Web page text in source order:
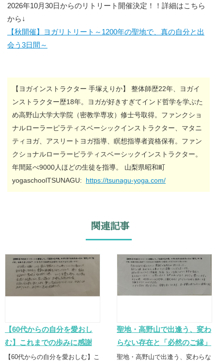
2026年10月30日からのリトリート開催決定！！詳細はこちら
から↓
【秋開催】ヨガリトリート～1200年の聖地で、真の自分と出
会う3日間～
【ヨガインストラクター 手塚えりか】 整体師歴22年、ヨガイ
ンストラクター歴18年。ヨガが好きすぎてインド哲学を学ぶた
め高野山大学大学院（密教学専攻）修士号取得。ファンクショ
ナルローラーピラティスベーシックインストラクター、マタニ
ティヨガ、アスリートヨガ指導、瞑想指導者資格保有。ファン
クショナルローラーピラティスベーシックインストラクター。
年間延べ9000人ほどの生徒を指導。 山梨県昭和町
yogaschoolTSUNAGU: https://tsunagu-yoga.com/
関連記事
【60代からの自分を愛おし
む】これまでの歩みに感謝
し、これからの私を軽やかに
【60代からの自分を愛おしむ】こ
聖地・高野山で出逢う、変わ
らない存在と「必然のご縁」
聖地・高野山で出逢う、変わらな